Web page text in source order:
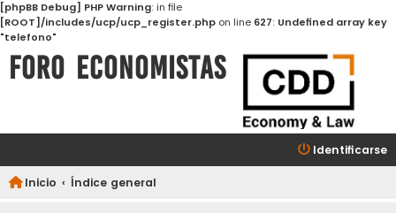
[phpBB Debug] PHP Warning: in file
[ROOT]/includes/ucp/ucp_register.php on line 627: Undefined array key
"telefono"
FORO ECONOMISTAS
Identificarse
Inicio Índice general